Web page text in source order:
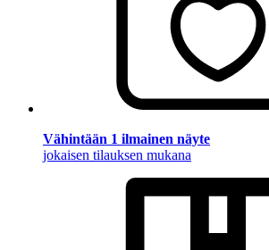
Vähintään 1 ilmainen näyte
jokaisen tilauksen mukana